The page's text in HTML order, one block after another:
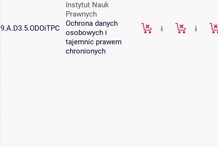
9.A.D3.5.ODOiTPC
Instytut Nauk
Prawnych
Ochrona danych
osobowych i
tajemnic prawem
chronionych